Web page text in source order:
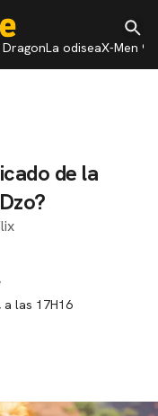
La odiseaX-Men 97
de la
a las 17H16